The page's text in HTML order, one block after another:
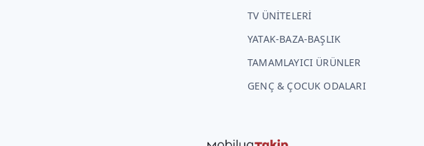
TV ÜNİTELERİ
YATAK-BAZA-BAŞLIK
TAMAMLAYICI ÜRÜNLER
GENÇ & ÇOCUK ODALARI